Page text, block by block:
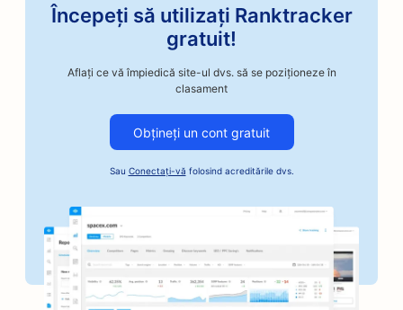
Începeți să utilizați Ranktracker
gratuit!
Aflați ce vă împiedică site-ul dvs. să se poziționeze în
clasament
Obțineți un cont gratuit
Sau Conectați-vă folosind acreditările dvs.